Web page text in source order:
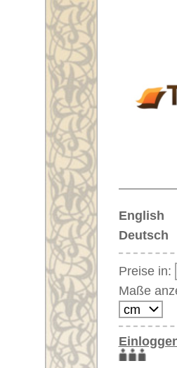
English
Deutsch
Preise in:
Maße anzeigen in:
Einloggen
Noch kein Kunden-
Login?
Ihr Warenkorb:
Ihr Warenkorb ist leer.
Artikelnummer: